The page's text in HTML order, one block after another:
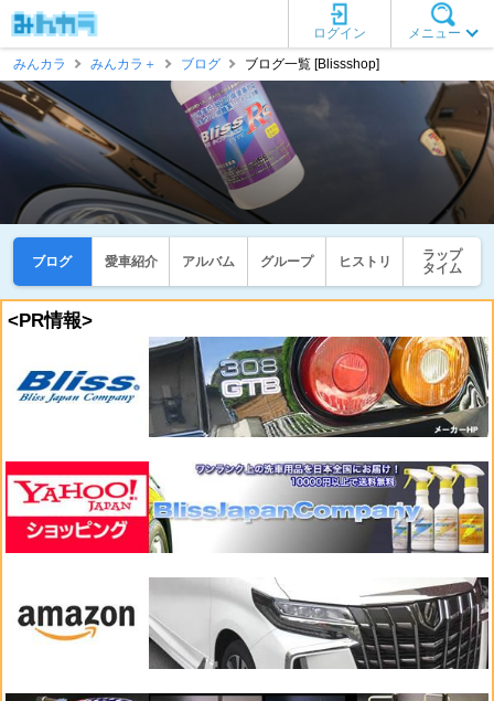
メニュー
ログイン
みんカラ
みんカラ＋ ブログ ブログ一覧 [Blissshop]
ブログ 愛車紹介 アルバム グループ ヒストリ
ラップ
タイム
<PR情報>